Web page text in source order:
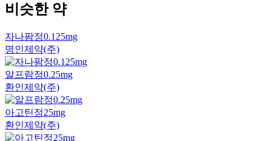
비슷한 약
자나팜정0.125mg
명인제약(주)
알프람정0.25mg
환인제약(주)
아고틴정25mg
환인제약(주)